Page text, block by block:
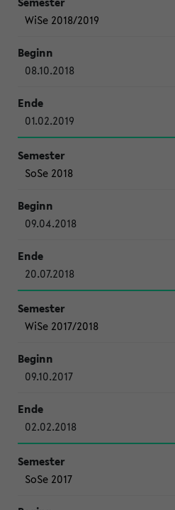
WiSe 2018/2019
08.10.2018
01.02.2019
SoSe 2018
09.04.2018
20.07.2018
WiSe 2017/2018
09.10.2017
02.02.2018
SoSe 2017